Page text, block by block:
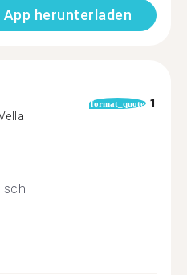
App herunterladen
format_quote 1